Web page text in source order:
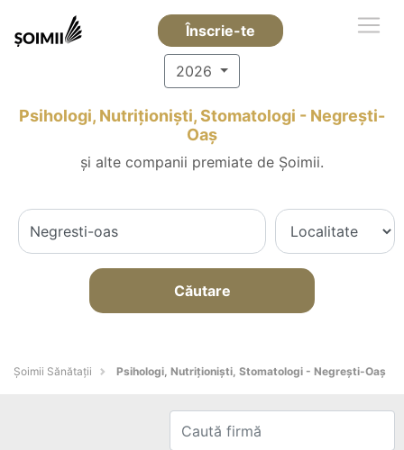
Înscrie-te
2026
Psihologi, Nutriționiști, Stomatologi - Negreşti-
Oaş
și alte companii premiate de Șoimii.
Căutare
Şoimii Sănătații Psihologi, Nutriționiști, Stomatologi - Negreşti-Oaş